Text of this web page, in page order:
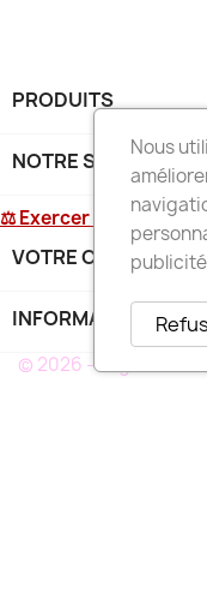
PRODUITS
NOTRE SOCIÉTÉ
⚖ Exercer mon droit
VOTRE COMPTE
INFORMATIONS
© 2026 - Logiciel e-
Nous